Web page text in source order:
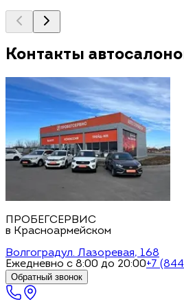
Контакты
ПРОБЕГСЕРВИС
в Красноармейском
Волгоградул. Лазоревая, 168
Ежедневно с 8:00 до 20:00+7
Обратный звонок